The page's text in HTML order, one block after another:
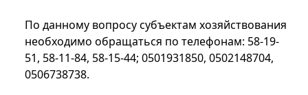
По данному вопросу субъектам хозяйствования
необходимо обращаться по телефонам: 58-19-
51, 58-11-84, 58-15-44; 0501931850, 0502148704,
0506738738.